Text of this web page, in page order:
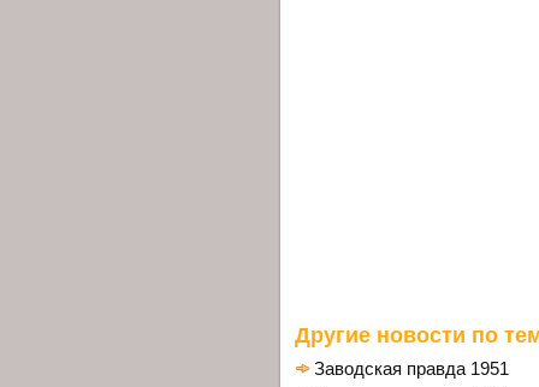
Другие новости по
Заводская правда 1951